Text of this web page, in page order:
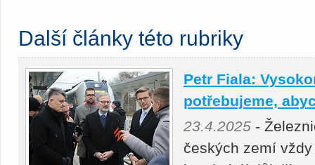
Další články této rubriky
Petr Fiala:
potřebujeme,
23.4.2025 -
českých zemí